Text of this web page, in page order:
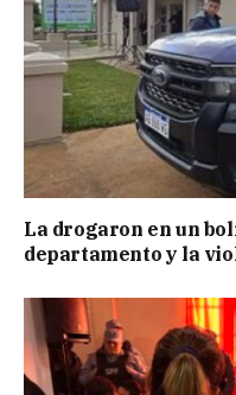
La drogaron en un
departamento y la